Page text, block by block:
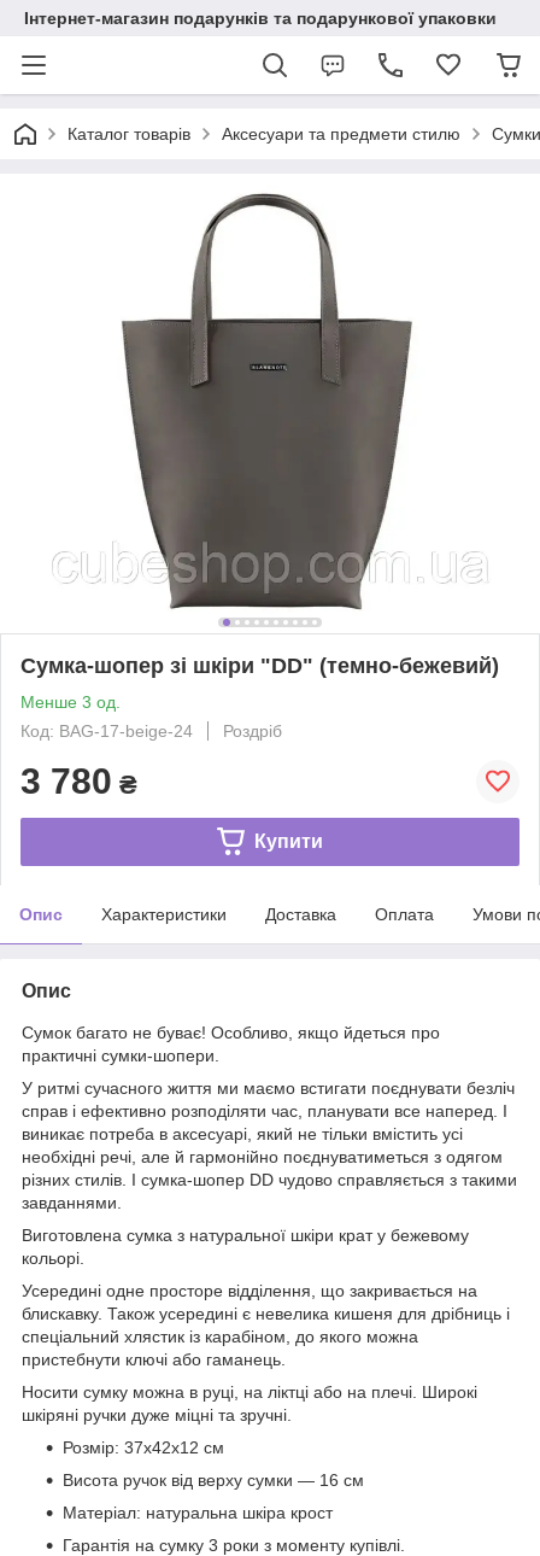
Інтернет-магазин подарунків та подарункової упаковки
Каталог товарів Аксесуари та предмети стилю
Сумка-шопер зі шкіри "DD" (темно-бежевий)
Менше 3 од.
Код: BAG-17-beige-24
Роздріб
3 780 ₴
Купити
Опис Характеристики Доставка Оплата Умови
Опис
Сумок багато не буває! Особливо, якщо йдеться про
практичні сумки-шопери.
У ритмі сучасного життя ми маємо встигати поєднувати безліч
справ і ефективно розподіляти час, планувати все наперед. І
виникає потреба в аксесуарі, який не тільки вмістить усі
необхідні речі, але й гармонійно поєднуватиметься з одягом
різних стилів. І сумка-шопер DD чудово справляється з такими
завданнями.
Виготовлена сумка з натуральної шкіри крат у бежевому
кольорі.
Усередині одне просторе відділення, що закривається на
блискавку. Також усередині є невелика кишеня для дрібниць і
спеціальний хлястик із карабіном, до якого можна
пристебнути ключі або гаманець.
Носити сумку можна в руці, на ліктці або на плечі. Широкі
шкіряні ручки дуже міцні та зручні.
Розмір: 37х42х12 см
Висота ручок від верху сумки — 16 см
Матеріал: натуральна шкіра крост
Гарантія на сумку 3 роки з моменту купівлі.